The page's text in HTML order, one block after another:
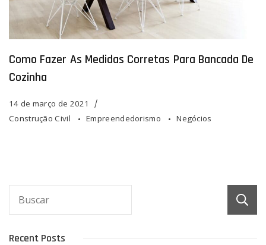
Como Fazer As Medidas Corretas Para Bancada De
Cozinha
14 de março de 2021
Construção Civil
Empreendedorismo Negócios
Recent Posts